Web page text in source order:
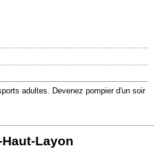
adultes. Devenez pompier d'un soir
Layon